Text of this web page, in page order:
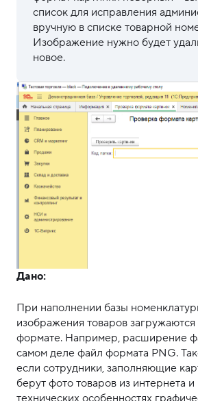
список для исправления
вручную в списке товарной
Изображение нужно будет
новое.
Дано:
При наполнении базы
изображения товаров
формате. Например, расширение
самом деле файл формата PNG.
если сотрудники, заполняющие
берут фото товаров из интернета
технических особенностях